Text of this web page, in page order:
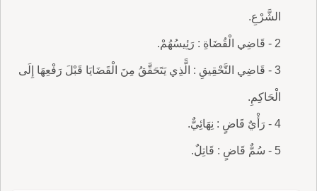
الشَّرْعِ.
2 - قَاضِي الْقُضَاةِ : رَئِيسُهُمْ.
3 - قَاضِي التَّحْقِيقِ : الًّذِي يَتَحَقَّقُ مِنَ الْقَضَايَا قَبْلَ رَفْعِهَا إِلَى
الْحَاكِمِ.
4 - رَأْيٌ قَاضٍ : نِهَائِيٌّ.
5 - سُمٌّ قَاضٍ : قَاتِلٌ.